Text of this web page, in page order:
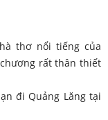
thơ nổi tiếng của
rất thân thiết
đi Quảng Lăng tại